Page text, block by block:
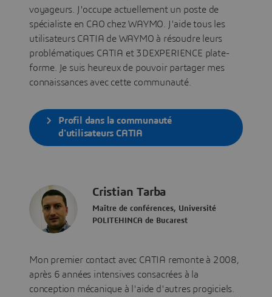
voyageurs. J'occupe actuellement un poste de
spécialiste en CAO chez WAYMO. J'aide tous les
utilisateurs CATIA de WAYMO à résoudre leurs
problématiques CATIA et 3DEXPERIENCE plate-
forme. Je suis heureux de pouvoir partager mes
connaissances avec cette communauté.
Profil dans la communauté
d'utilisateurs CATIA
Cristian Tarba
Maître de conférences, Université
POLITEHINCA de Bucarest
Mon premier contact avec CATIA remonte à 2008,
après 6 années intensives consacrées à la
conception mécanique à l'aide d'autres progiciels.